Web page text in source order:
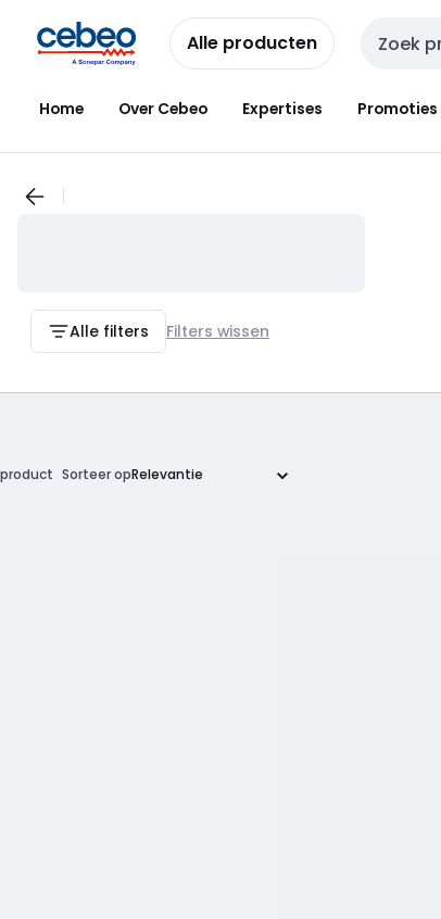
naar
navigatie
naar
inhoud
Alle producten Zoekveld
Home Over Cebeo Expertises Promoties
Alle filters Filters wissen
product Sorteer op